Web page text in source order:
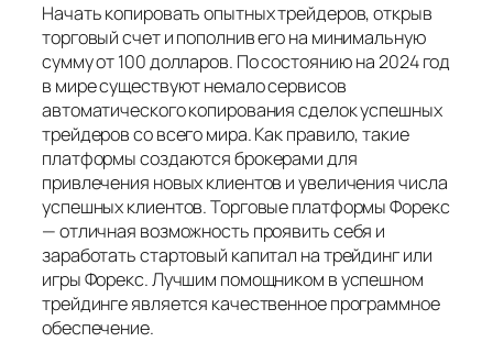
Начать копировать опытных трейдеров, открыв
торговый счет и пополнив его на минимальную
сумму от 100 долларов. По состоянию на 2024 год
в мире существуют немало сервисов
автоматического копирования сделок успешных
трейдеров со всего мира. Как правило, такие
платформы создаются брокерами для
привлечения новых клиентов и увеличения числа
успешных клиентов. Торговые платформы Форекс
— отличная возможность проявить себя и
заработать стартовый капитал на трейдинг или
игры Форекс. Лучшим помощником в успешном
трейдинге является качественное программное
обеспечение.